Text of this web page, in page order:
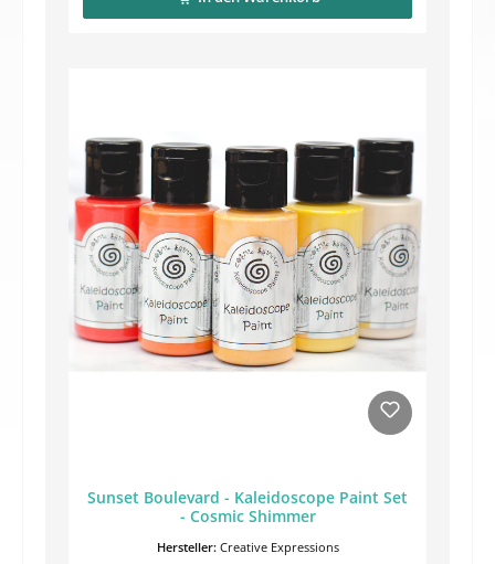
Sunset Boulevard - Kaleidoscope Paint Set
- Cosmic Shimmer
Hersteller: Creative Expressions